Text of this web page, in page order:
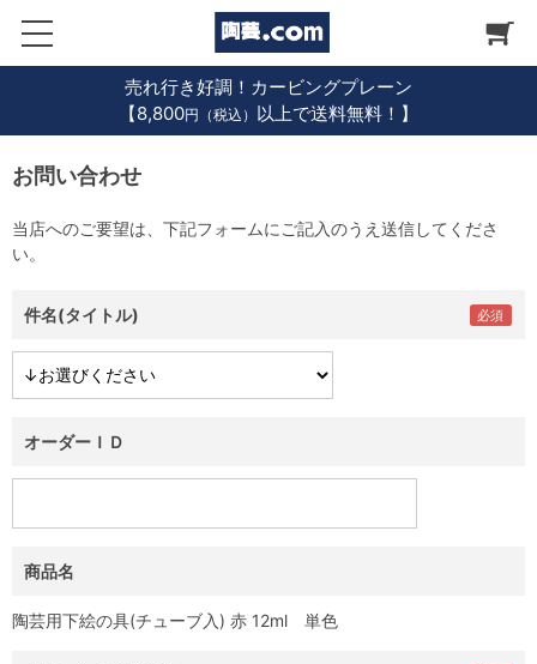
売れ行き好調！カービングプレーン
【8,800円（税込） 以上で送料無料！】
お問い合わせ
当店へのご要望は、下記フォームにご記入のうえ送信してくださ
い。
件名(タイトル)
オーダーＩＤ
商品名
陶芸用下絵の具(チューブ入) 赤 12ml 単色